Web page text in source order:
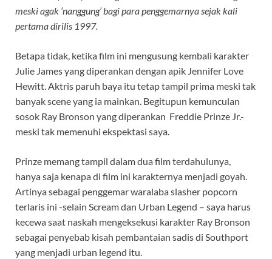
meski agak ‘nanggung’ bagi para penggemarnya sejak kali
pertama dirilis 1997.
Betapa tidak, ketika film ini mengusung kembali karakter
Julie James yang diperankan dengan apik Jennifer Love
Hewitt. Aktris paruh baya itu tetap tampil prima meski tak
banyak scene yang ia mainkan. Begitupun kemunculan
sosok Ray Bronson yang diperankan Freddie Prinze Jr.-
meski tak memenuhi ekspektasi saya.
Prinze memang tampil dalam dua film terdahulunya,
hanya saja kenapa di film ini karakternya menjadi goyah.
Artinya sebagai penggemar waralaba slasher popcorn
terlaris ini -selain Scream dan Urban Legend – saya harus
kecewa saat naskah mengeksekusi karakter Ray Bronson
sebagai penyebab kisah pembantaian sadis di Southport
yang menjadi urban legend itu.